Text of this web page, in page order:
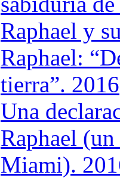
Raphael y
Raphael:
tierra”. 2016
Una
Raphael
Miami).